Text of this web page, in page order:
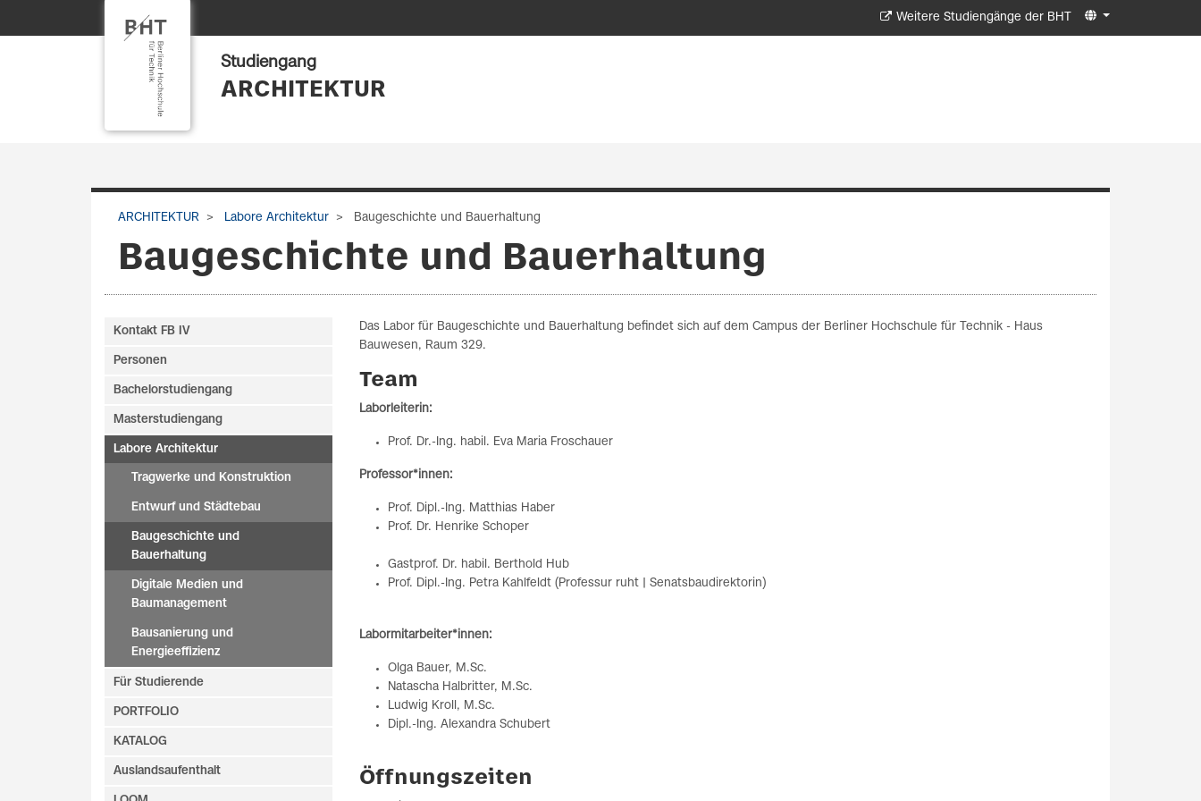
Weitere Studiengänge der BHT
Studiengang
ARCHITEKTUR
ARCHITEKTUR Labore Architektur Baugeschichte und Bauerhaltung
Baugeschichte und Bauerhaltung
Das Labor für Baugeschichte und Bauerhaltung befindet sich auf dem Campus der Berliner Hochschule für Technik - Haus
Bauwesen, Raum 329.
Team
Laborleiterin:
Prof. Dr.-Ing. habil. Eva Maria Froschauer
Professor*innen:
Prof. Dipl.-Ing. Matthias Haber
Prof. Dr. Henrike Schoper
Gastprof. Dr. habil. Berthold Hub
Prof. Dipl.-Ing. Petra Kahlfeldt (Professur ruht | Senatsbaudirektorin)
Labormitarbeiter*innen:
Olga Bauer, M.Sc.
Natascha Halbritter, M.Sc.
Ludwig Kroll, M.Sc.
Dipl.-Ing. Alexandra Schubert
Öffnungszeiten
Kontakt FB IV
Personen
Bachelorstudiengang
Masterstudiengang
Labore Architektur
Tragwerke und Konstruktion
Entwurf und Städtebau
Baugeschichte und
Bauerhaltung
Digitale Medien und
Baumanagement
Bausanierung und
Energieeffizienz
Für Studierende
PORTFOLIO
KATALOG
Auslandsaufenthalt